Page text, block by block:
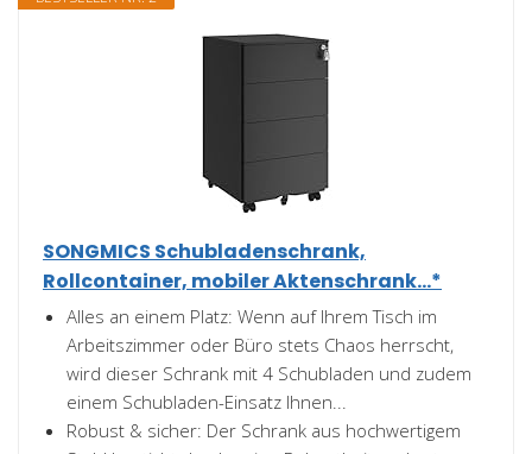
SONGMICS Schubladenschrank,
Rollcontainer, mobiler Aktenschrank...*
Alles an einem Platz: Wenn auf Ihrem Tisch im
Arbeitszimmer oder Büro stets Chaos herrscht,
wird dieser Schrank mit 4 Schubladen und zudem
einem Schubladen-Einsatz Ihnen...
Robust & sicher: Der Schrank aus hochwertigem